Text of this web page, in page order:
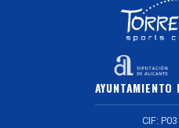
AYUNTAMIENTO
CIF: